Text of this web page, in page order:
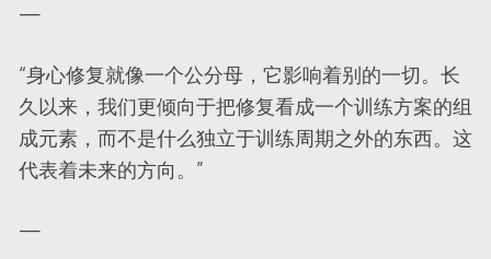
—
“身心修复就像一个公分母，它影响着别的一切。长
久以来，我们更倾向于把修复看成一个训练方案的组
成元素，而不是什么独立于训练周期之外的东西。这
代表着未来的方向。”
—